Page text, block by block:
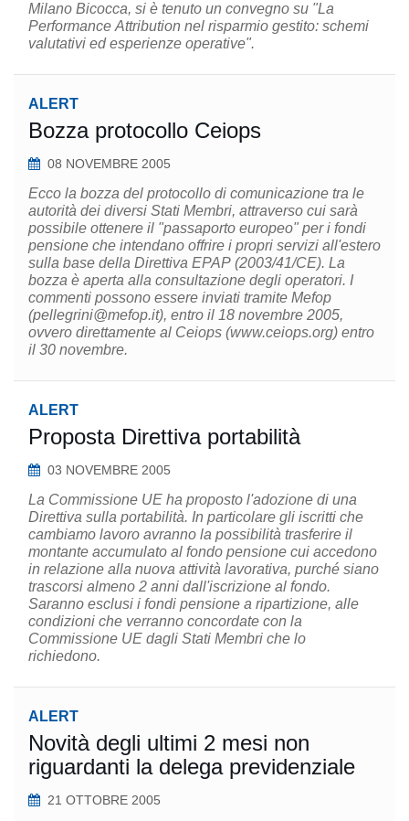
Milano Bicocca, si è tenuto un convegno su "La
Performance Attribution nel risparmio gestito: schemi
valutativi ed esperienze operative".
ALERT
Bozza protocollo Ceiops
08 NOVEMBRE 2005
Ecco la bozza del protocollo di comunicazione tra le
autorità dei diversi Stati Membri, attraverso cui sarà
possibile ottenere il "passaporto europeo" per i fondi
pensione che intendano offrire i propri servizi all'estero
sulla base della Direttiva EPAP (2003/41/CE). La
bozza è aperta alla consultazione degli operatori. I
commenti possono essere inviati tramite Mefop
(pellegrini@mefop.it), entro il 18 novembre 2005,
ovvero direttamente al Ceiops (www.ceiops.org) entro
il 30 novembre.
ALERT
Proposta Direttiva portabilità
03 NOVEMBRE 2005
La Commissione UE ha proposto l'adozione di una
Direttiva sulla portabilità. In particolare gli iscritti che
cambiamo lavoro avranno la possibilità trasferire il
montante accumulato al fondo pensione cui accedono
in relazione alla nuova attività lavorativa, purché siano
trascorsi almeno 2 anni dall'iscrizione al fondo.
Saranno esclusi i fondi pensione a ripartizione, alle
condizioni che verranno concordate con la
Commissione UE dagli Stati Membri che lo
richiedono.
ALERT
Novità degli ultimi 2 mesi non
riguardanti la delega previdenziale
21 OTTOBRE 2005